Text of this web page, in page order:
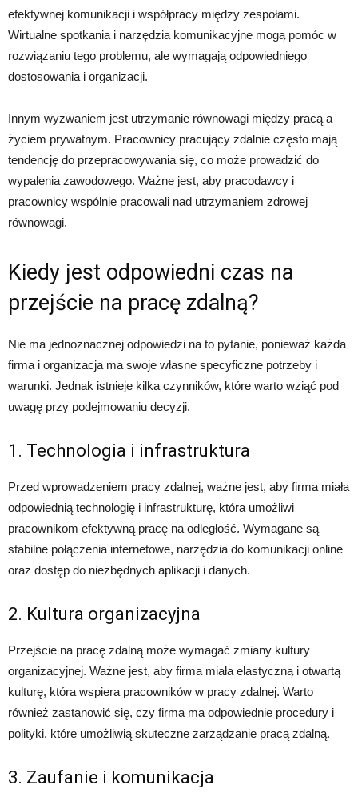
efektywnej komunikacji i współpracy między zespołami.
Wirtualne spotkania i narzędzia komunikacyjne mogą pomóc w
rozwiązaniu tego problemu, ale wymagają odpowiedniego
dostosowania i organizacji.
Innym wyzwaniem jest utrzymanie równowagi między pracą a
życiem prywatnym. Pracownicy pracujący zdalnie często mają
tendencję do przepracowywania się, co może prowadzić do
wypalenia zawodowego. Ważne jest, aby pracodawcy i
pracownicy wspólnie pracowali nad utrzymaniem zdrowej
równowagi.
Kiedy jest odpowiedni czas na
przejście na pracę zdalną?
Nie ma jednoznacznej odpowiedzi na to pytanie, ponieważ każda
firma i organizacja ma swoje własne specyficzne potrzeby i
warunki. Jednak istnieje kilka czynników, które warto wziąć pod
uwagę przy podejmowaniu decyzji.
1. Technologia i infrastruktura
Przed wprowadzeniem pracy zdalnej, ważne jest, aby firma miała
odpowiednią technologię i infrastrukturę, która umożliwi
pracownikom efektywną pracę na odległość. Wymagane są
stabilne połączenia internetowe, narzędzia do komunikacji online
oraz dostęp do niezbędnych aplikacji i danych.
2. Kultura organizacyjna
Przejście na pracę zdalną może wymagać zmiany kultury
organizacyjnej. Ważne jest, aby firma miała elastyczną i otwartą
kulturę, która wspiera pracowników w pracy zdalnej. Warto
również zastanowić się, czy firma ma odpowiednie procedury i
polityki, które umożliwią skuteczne zarządzanie pracą zdalną.
3. Zaufanie i komunikacja